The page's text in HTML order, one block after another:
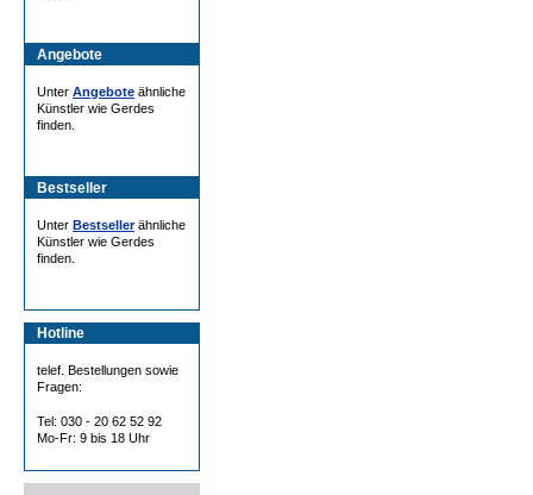
Angebote
Unter Angebote ähnliche
Künstler wie Gerdes
finden.
Bestseller
Unter Bestsellerähnliche
Künstler wie Gerdes
finden.
Hotline
telef. Bestellungen sowie
Fragen:
Tel: 030 - 20 62 52 92
Mo-Fr: 9 bis 18 Uhr